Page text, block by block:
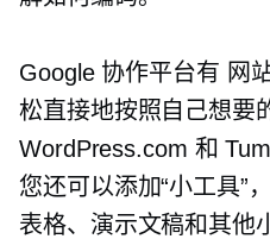
Google 协作平台有 网
松直接地按照自己想要
WordPress.com 和
您还可以添加“小工具”
表格、演示文稿和其他